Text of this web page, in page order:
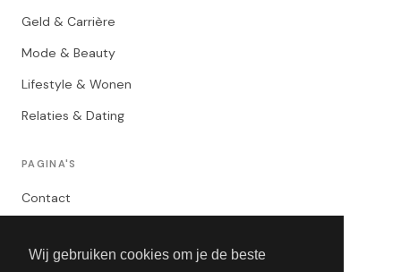
Wij gebruiken cookies om je de beste
Geld & Carrière
Mode & Beauty
Lifestyle & Wonen
Relaties & Dating
PAGINA'S
Contact
Algemene Voorwaarden